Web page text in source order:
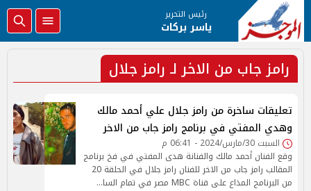
رئيس التحرير
ياسر بركات
رامز جاب من الاخر لـ رامز جلال
تعليقات ساخرة من رامز جلال علي أحمد مالك
وهدي المفتي في برنامج رامز جاب من الاخر
السبت 30/مارس/2024 - 06:41 م
وقع الفنان أحمد مالك والفنانة هدى المفتي في فخ برنامج
المقالب رامز جاب من الاخر للفنان رامز جلال في الحلقة 20
من البرنامج المذاع على قناة MBC مصر في تمام السا…